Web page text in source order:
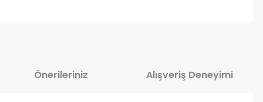
Önerileriniz Alışveriş Deneyimi